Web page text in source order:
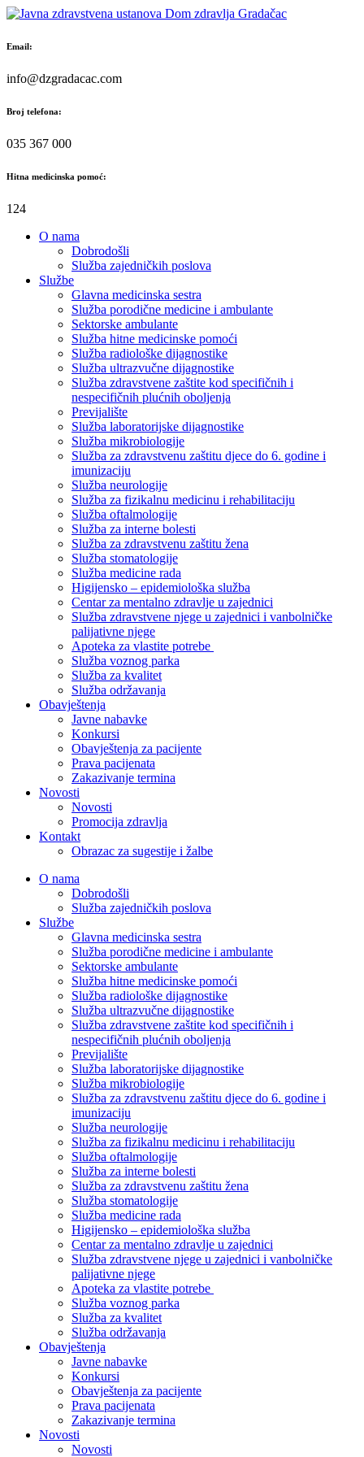
Skip
content
Email:
info@dzgradacac.com
Broj telefona:
035 367 000
Hitna medicinska pomoć:
124
O nama
Dobrodošli
Služba zajedničkih poslova
Službe
Glavna medicinska sestra
Služba porodične medicine i ambulante
Sektorske ambulante
Služba hitne medicinske pomoći
Služba radiološke dijagnostike
Služba ultrazvučne dijagnostike
Služba zdravstvene zaštite kod specifičnih i
nespecifičnih plućnih oboljenja
Previjalište
Služba laboratorijske dijagnostike
Služba mikrobiologije
Služba za zdravstvenu zaštitu djece do 6. godine i
imunizaciju
Služba neurologije
Služba za fizikalnu medicinu i rehabilitaciju
Služba oftalmologije
Služba za interne bolesti
Služba za zdravstvenu zaštitu žena
Služba stomatologije
Služba medicine rada
Higijensko – epidemiološka služba
Centar za mentalno zdravlje u zajednici
Služba zdravstvene njege u zajednici i vanbolničke
palijativne njege
Apoteka za vlastite potrebe
Služba voznog parka
Služba za kvalitet
Služba održavanja
Obavještenja
Javne nabavke
Konkursi
Obavještenja za pacijente
Prava pacijenata
Zakazivanje termina
Novosti
Novosti
Promocija zdravlja
Kontakt
Obrazac za sugestije i žalbe
O nama
Dobrodošli
Služba zajedničkih poslova
Službe
Glavna medicinska sestra
Služba porodične medicine i ambulante
Sektorske ambulante
Služba hitne medicinske pomoći
Služba radiološke dijagnostike
Služba ultrazvučne dijagnostike
Služba zdravstvene zaštite kod specifičnih i
nespecifičnih plućnih oboljenja
Previjalište
Služba laboratorijske dijagnostike
Služba mikrobiologije
Služba za zdravstvenu zaštitu djece do 6. godine i
imunizaciju
Služba neurologije
Služba za fizikalnu medicinu i rehabilitaciju
Služba oftalmologije
Služba za interne bolesti
Služba za zdravstvenu zaštitu žena
Služba stomatologije
Služba medicine rada
Higijensko – epidemiološka služba
Centar za mentalno zdravlje u zajednici
Služba zdravstvene njege u zajednici i vanbolničke
palijativne njege
Apoteka za vlastite potrebe
Služba voznog parka
Služba za kvalitet
Služba održavanja
Obavještenja
Javne nabavke
Konkursi
Obavještenja za pacijente
Prava pacijenata
Zakazivanje termina
Novosti
Novosti